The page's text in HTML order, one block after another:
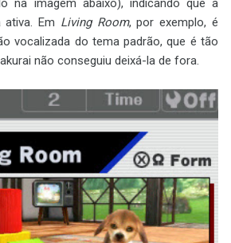
na imagem abaixo), indicando que a
Em Living Room, por exemplo, é
vocalizada do tema padrão, que é tão
não conseguiu deixá-la de fora.